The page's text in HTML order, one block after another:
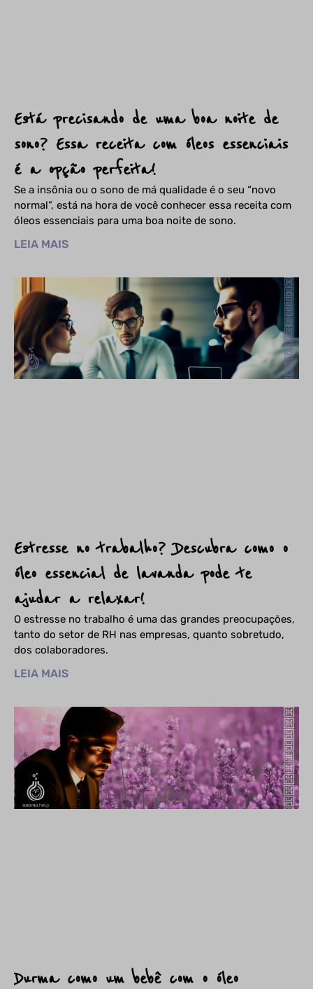
Está precisando de uma boa noite de
sono? Essa receita com óleos essenciais
é a opção perfeita!
Se a insônia ou o sono de má qualidade é o seu “novo
normal”, está na hora de você conhecer essa receita com
óleos essenciais para uma boa noite de sono.
LEIA MAIS
Estresse no trabalho? Descubra como o
óleo essencial de lavanda pode te
ajudar a relaxar!
O estresse no trabalho é uma das grandes preocupações,
tanto do setor de RH nas empresas, quanto sobretudo,
dos colaboradores.
LEIA MAIS
Durma como um bebê com o óleo